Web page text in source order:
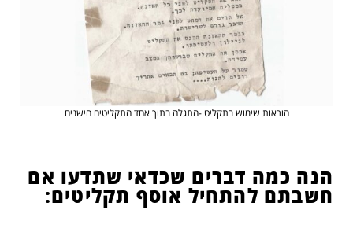
הוראות שימוש בתקליט -התגלה בתוך אחד התקליטים הישנים
הנה כמה דברים שכדאי שתדעו אם
חשבתם להתחיל אוסף תקליטים: